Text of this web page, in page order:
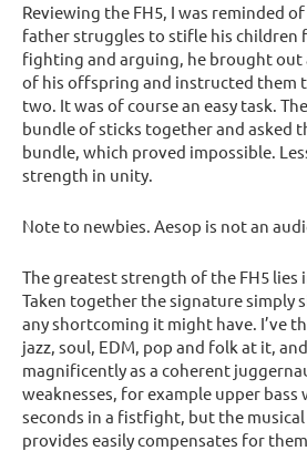
Reviewing the FH5, I was reminded
father struggles to stifle his children
fighting and arguing, he brought out
of his offspring and instructed them
two. It was of course an easy task.
bundle of sticks together and asked
bundle, which proved impossible.
strength in unity.
Note to newbies. Aesop is not an
The greatest strength of the FH5
Taken together the signature simply
any shortcoming it might have. I’ve
jazz, soul, EDM, pop and folk at it,
magnificently as a coherent
weaknesses, for example upper bass
seconds in a fistfight, but the
provides easily compensates for